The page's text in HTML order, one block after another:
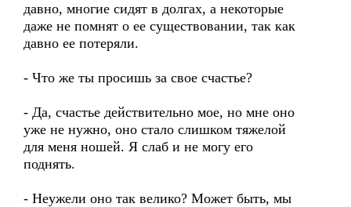
давно, многие сидят в долгах, а некоторые
даже не помнят о ее существовании, так как
давно ее потеряли.
- Что же ты просишь за свое счастье?
- Да, счастье действительно мое, но мне оно
уже не нужно, оно стало слишком тяжелой
для меня ношей. Я слаб и не могу его
поднять.
- Неужели оно так велико? Может быть, мы